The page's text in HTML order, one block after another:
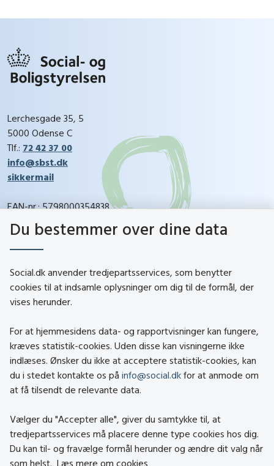
Lerchesgade 35, 5
5000 Odense C
Tlf.: 72 42 37 00
info@sbst.dk
sikkermail
EAN-nr.: 5798000354838
CVR-nr.: 26144698
Kontakt
About social.dk
Tilgængelighedserklæring
Om brugen af cookies
Besøg også
Du bestemmer over dine data
Social.dk anvender tredjepartsservices, som benytter
cookies til at indsamle oplysninger om dig til de formål, der
vises herunder.
For at hjemmesidens data- og rapportvisninger kan fungere,
kræves statistik-cookies. Uden disse kan visningerne ikke
indlæses. Ønsker du ikke at acceptere statistik-cookies, kan
du i stedet kontakte os på info@social.dk for at anmode om
at få tilsendt de relevante data.
Vælger du "Accepter alle", giver du samtykke til, at
tredjepartsservices må placere denne type cookies hos dig.
Du kan til- og fravælge formål herunder og ændre dit valg når
som helst. Læs mere om cookies